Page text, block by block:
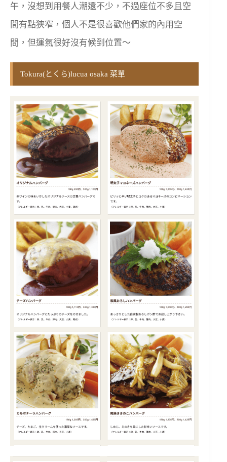
午，沒想到用餐人潮還不少，不過座位不多且空
間有點狹窄，個人不是很喜歡他們家的內用空
間，但運氣很好沒有候到位置～
Tokura(とくら)lucua osaka 菜單